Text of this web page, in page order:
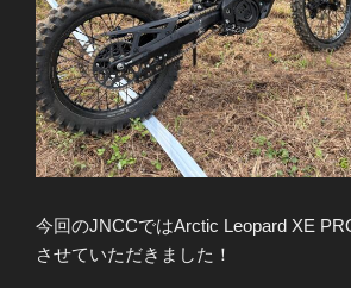
今回のJNCCではArctic Leopard XE
させていただきました！